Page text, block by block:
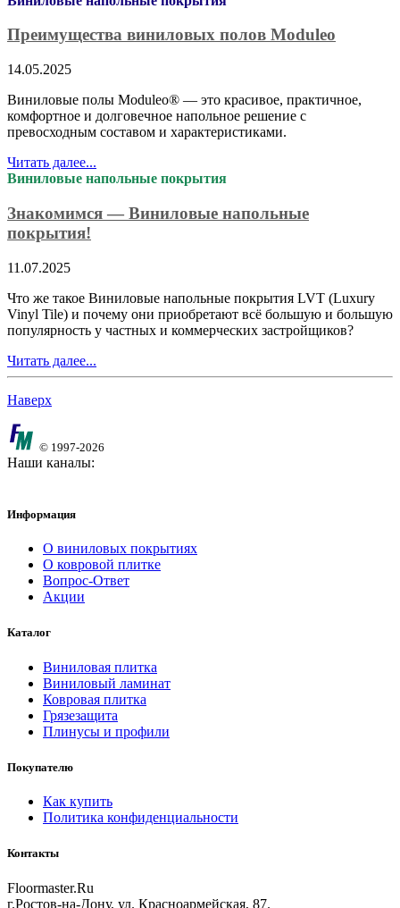
Преимущества виниловых полов Moduleo
14.05.2025
Виниловые полы Moduleo® — это красивое, практичное,
комфортное и долговечное напольное решение с
превосходным составом и характеристиками.
Читать далее...
Виниловые напольные покрытия
Знакомимся — Виниловые напольные
покрытия!
11.07.2025
Что же такое Виниловые напольные покрытия LVT (Luxury
Vinyl Tile) и почему они приобретают всё большую и большую
популярность у частных и коммерческих застройщиков?
Читать далее...
Наверх
© 1997-2026
Наши каналы:
Информация
О виниловых покрытиях
О ковровой плитке
Вопрос-Ответ
Акции
Каталог
Виниловая плитка
Виниловый ламинат
Ковровая плитка
Грязезащита
Плинусы и профили
Покупателю
Как купить
Политика конфиденциальности
Контакты
Floormaster.Ru
г.Ростов-на-Дону, ул. Красноармейская, 87.